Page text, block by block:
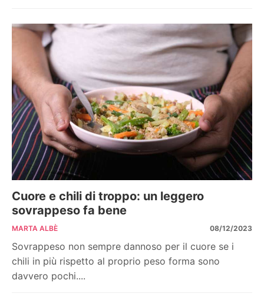
Cuore e chili di troppo: un leggero
sovrappeso fa bene
MARTA ALBÈ 08/12/2023
Sovrappeso non sempre dannoso per il cuore se i
chili in più rispetto al proprio peso forma sono
davvero pochi....